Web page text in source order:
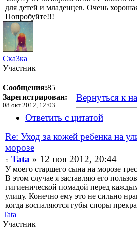
для детей и младенцев. Очень
Попробуйте!!!
Ска3ка
Участник
Сообщения:85
Зарегистрирован:
08 окт 2012, 12:03
Вернуться к
Ответить с цитатой
Re: Уход за кожей ребенка на
морозе
Tata » 12 ноя 2012, 20:44
У моего старшего сына на морозе
В этом случае я заставляю его
гигиенической помадой перед
улицу. Конечно ему это не сильно
когда воспаляются губы споры
Tata
Участник